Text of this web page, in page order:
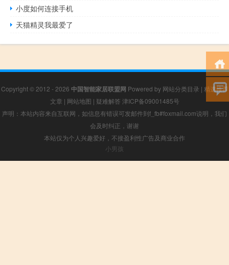
小度如何连接手机
天猫精灵我最爱了
Copyright © 2012 - 2026 中国智能家居联盟网 Powered by 网站分类目录 | 精选推荐
文章 | 网站地图 | 疑难解答 津ICP备09001485号
声明：本站内容来自互联网，如信息有错误可发邮件到f_fb#foxmail.com说明，我们
会及时纠正，谢谢
本站仅为个人兴趣爱好，不接盈利性广告及商业合作
小男孩